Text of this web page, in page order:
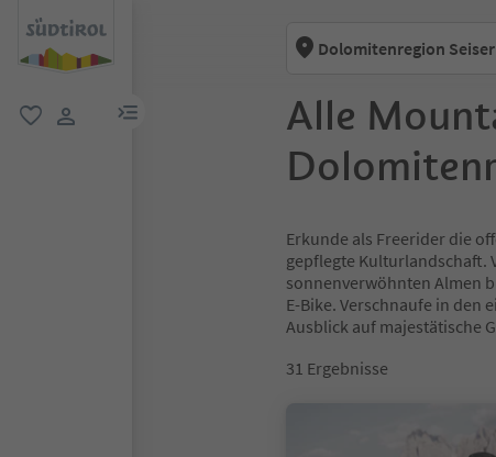
menu link
Dolomitenregion
Alle
Erkunde als Freerider die
gepflegte Kulturlandschaft.
sonnenverwöhnten Almen
E-Bike. Verschnaufe in den
Ausblick auf majestätische
31 Ergebnisse